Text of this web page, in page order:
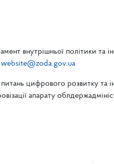
внутрішньої політики та
website@zoda.gov.ua
цифрового розвитку та
апарату